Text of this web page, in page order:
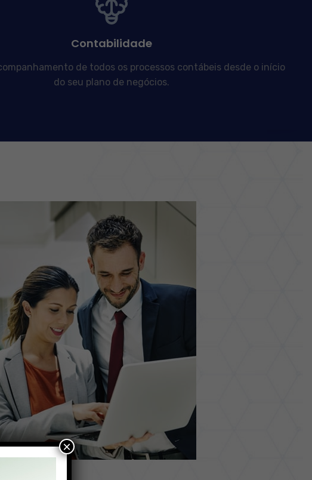
Contabilidade
de todos os processos contábeis desde o início
do seu plano de negócios.
×